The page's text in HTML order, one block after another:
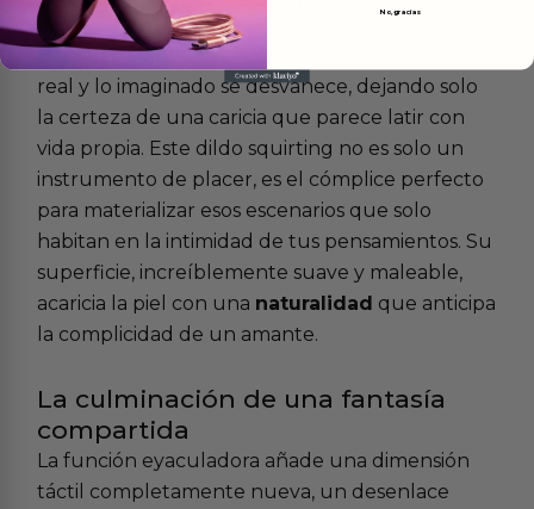
Hay un instante en el que la frontera entre lo
real y lo imaginado se desvanece, dejando solo
la certeza de una caricia que parece latir con
vida propia. Este dildo squirting no es solo un
instrumento de placer, es el cómplice perfecto
para materializar esos escenarios que solo
habitan en la intimidad de tus pensamientos. Su
superficie, increíblemente suave y maleable,
acaricia la piel con una naturalidad que anticipa
la complicidad de un amante.
La culminación de una fantasía
compartida
La función eyaculadora añade una dimensión
táctil completamente nueva, un desenlace
No, gracias